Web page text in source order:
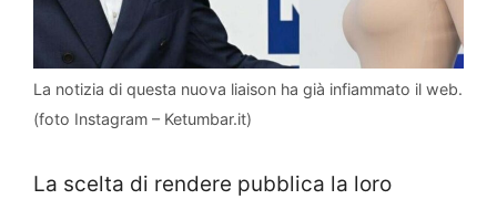
La notizia di questa nuova liaison ha già infiammato il web.
(foto Instagram – Ketumbar.it)
La scelta di rendere pubblica la loro